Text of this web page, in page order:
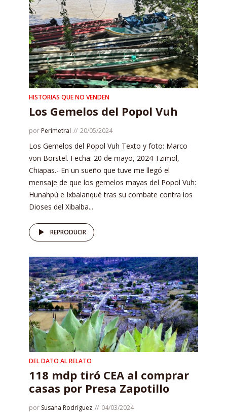
HISTORIAS QUE NO VENDEN
Los Gemelos del Popol Vuh
por Perimetral 20/05/2024
Los Gemelos del Popol Vuh Texto y foto: Marco
von Borstel. Fecha: 20 de mayo, 2024 Tzimol,
Chiapas.- En un sueño que tuve me llegó el
mensaje de que los gemelos mayas del Popol Vuh:
Hunahpú e Ixbalanqué tras su combate contra los
Dioses del Xibalba...
REPRODUCIR
DEL DATO AL RELATO
118 mdp tiró CEA al comprar
casas por Presa Zapotillo
por Susana Rodríguez 04/03/2024